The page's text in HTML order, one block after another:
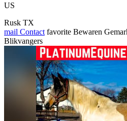
US
Rusk TX
mail Contact favorite Bewaren
Blikvangers